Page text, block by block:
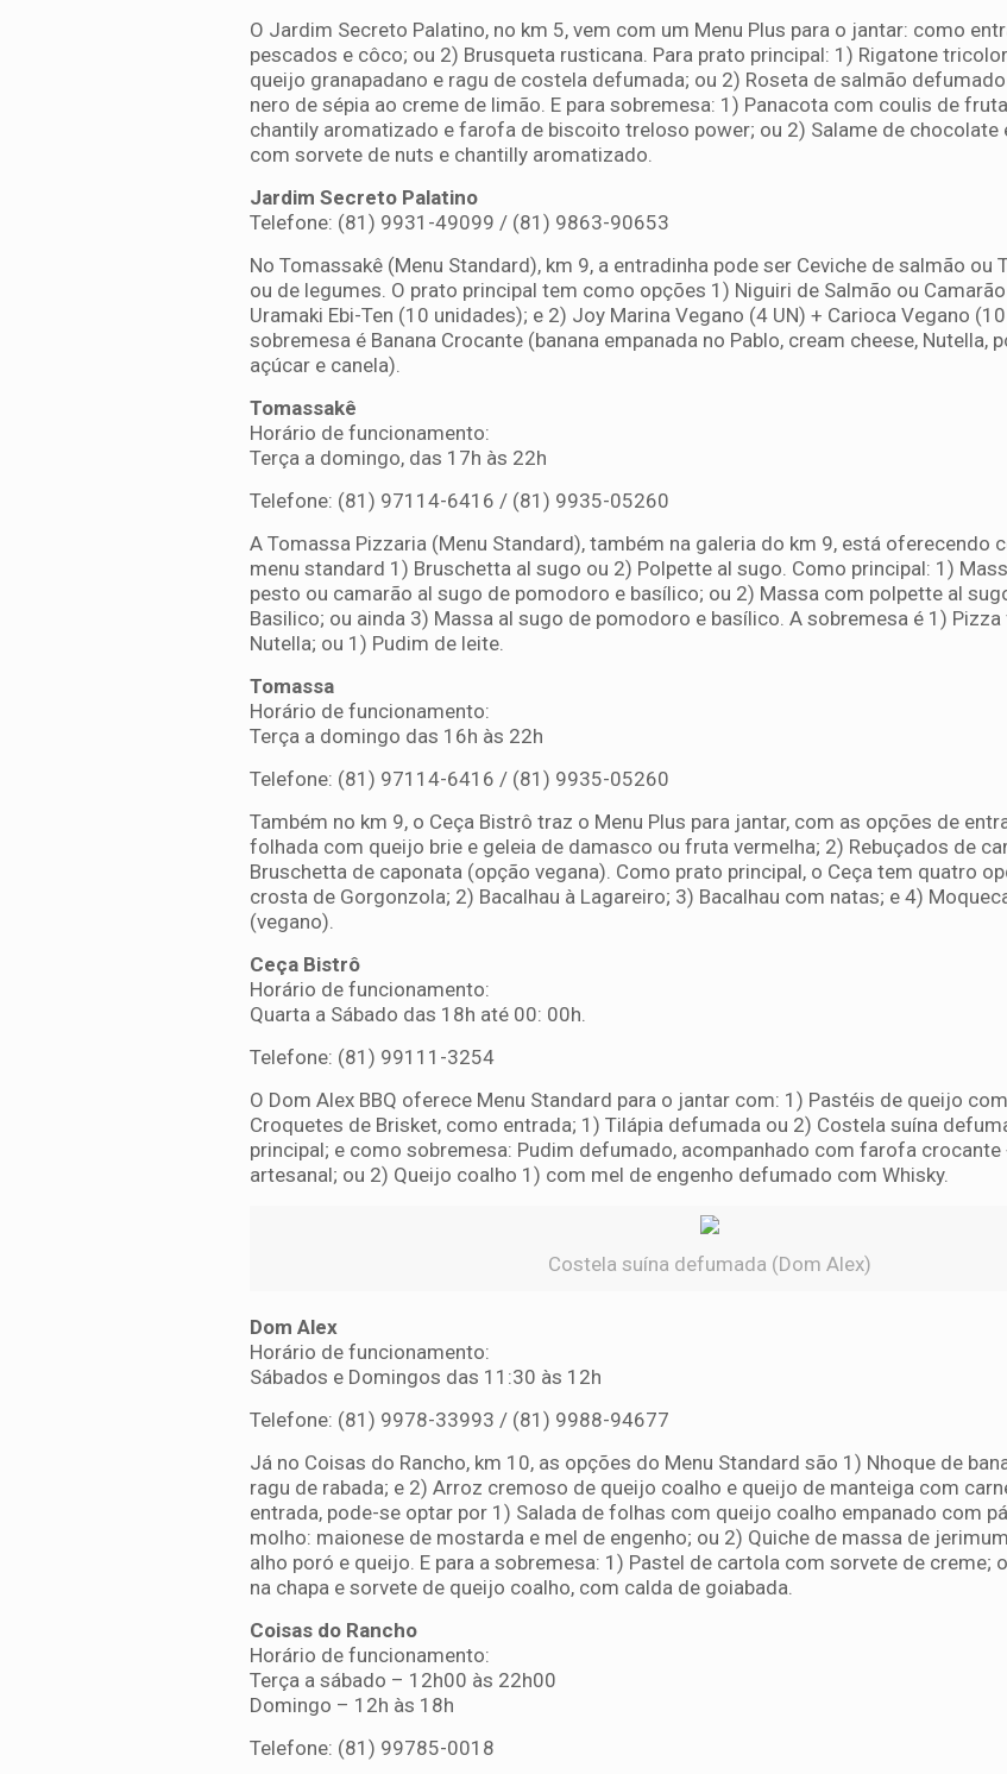
O Jardim Secreto Palatino, no km 5, vem com um Menu Plus para o jantar: como
pescados e côco; ou 2) Brusqueta rusticana. Para prato principal: 1) Rigatone
queijo granapadano e ragu de costela defumada; ou 2) Roseta de salmão
nero de sépia ao creme de limão. E para sobremesa: 1) Panacota com coulis de
chantily aromatizado e farofa de biscoito treloso power; ou 2) Salame de
com sorvete de nuts e chantilly aromatizado.
Jardim Secreto Palatino
Telefone: (81) 9931-49099 / (81) 9863-90653
No Tomassakê (Menu Standard), km 9, a entradinha pode ser Ceviche de salmão ou
ou de legumes. O prato principal tem como opções 1) Niguiri de Salmão ou
Uramaki Ebi-Ten (10 unidades); e 2) Joy Marina Vegano (4 UN) + Carioca Vegano
sobremesa é Banana Crocante (banana empanada no Pablo, cream cheese, Nutella,
açúcar e canela).
Tomassakê
Horário de funcionamento:
Terça a domingo, das 17h às 22h
Telefone: (81) 97114-6416 / (81) 9935-05260
A Tomassa Pizzaria (Menu Standard), também na galeria do km 9, está oferecendo
menu standard 1) Bruschetta al sugo ou 2) Polpette al sugo. Como principal: 1)
pesto ou camarão al sugo de pomodoro e basílico; ou 2) Massa com polpette al
Basilico; ou ainda 3) Massa al sugo de pomodoro e basílico. A sobremesa é 1)
Nutella; ou 1) Pudim de leite.
Tomassa
Horário de funcionamento:
Terça a domingo das 16h às 22h
Telefone: (81) 97114-6416 / (81) 9935-05260
Também no km 9, o Ceça Bistrô traz o Menu Plus para jantar, com as opções de
folhada com queijo brie e geleia de damasco ou fruta vermelha; 2) Rebuçados de
Bruschetta de caponata (opção vegana). Como prato principal, o Ceça tem quatro
crosta de Gorgonzola; 2) Bacalhau à Lagareiro; 3) Bacalhau com natas; e 4)
(vegano).
Ceça Bistrô
Horário de funcionamento:
Quarta a Sábado das 18h até 00: 00h.
Telefone: (81) 99111-3254
O Dom Alex BBQ oferece Menu Standard para o jantar com: 1) Pastéis de queijo
Croquetes de Brisket, como entrada; 1) Tilápia defumada ou 2) Costela suína
principal; e como sobremesa: Pudim defumado, acompanhado com farofa crocante
artesanal; ou 2) Queijo coalho 1) com mel de engenho defumado com Whisky.
Costela suína defumada (Dom Alex)
Dom Alex
Horário de funcionamento:
Sábados e Domingos das 11:30 às 12h
Telefone: (81) 9978-33993 / (81) 9988-94677
Já no Coisas do Rancho, km 10, as opções do Menu Standard são 1) Nhoque de
ragu de rabada; e 2) Arroz cremoso de queijo coalho e queijo de manteiga com
entrada, pode-se optar por 1) Salada de folhas com queijo coalho empanado com
molho: maionese de mostarda e mel de engenho; ou 2) Quiche de massa de
alho poró e queijo. E para a sobremesa: 1) Pastel de cartola com sorvete de creme;
na chapa e sorvete de queijo coalho, com calda de goiabada.
Coisas do Rancho
Horário de funcionamento:
Terça a sábado – 12h00 às 22h00
Domingo – 12h às 18h
Telefone: (81) 99785-0018